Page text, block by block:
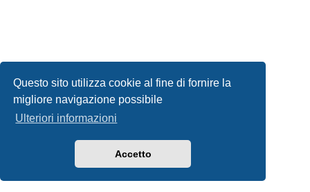
Questo sito utilizza cookie al fine di fornire la
migliore navigazione possibile
Ulteriori informazioni
Accetto